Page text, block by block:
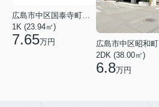
広島市中区国泰寺町２丁目
1K (23.94㎡)
7.65万円
広島市中区昭和町
2DK (38.00㎡)
6.8万円